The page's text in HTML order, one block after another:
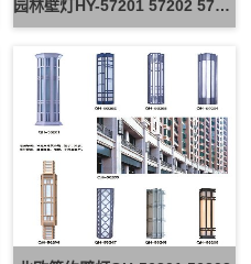
园林壁灯HY-57201 57202 57203